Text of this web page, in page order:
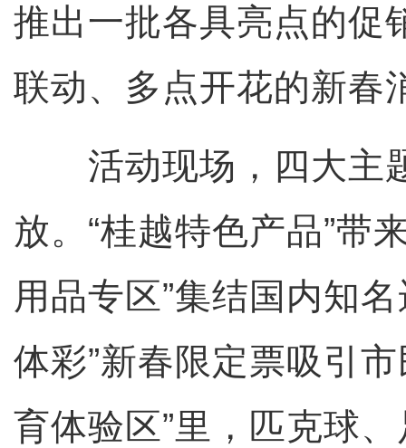
推出一批各具亮点的促
联动、多点开花的新春
活动现场，四大主
放。“桂越特色产品”带
用品专区”集结国内知
体彩”新春限定票吸引
育体验区”里，匹克球